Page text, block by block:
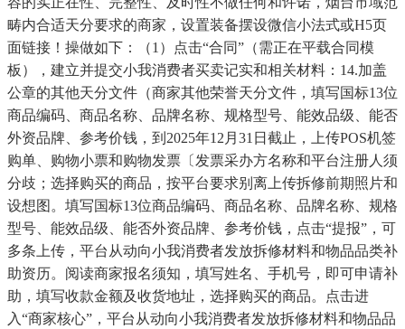
畴内合适天分要求的商家，设置装备摆设微信小法式或H5页
面链接！操做如下：（1）点击“合同”（需正在平载合同模
板），建立并提交小我消费者买卖记实和相关材料：14.加盖
公章的其他天分文件（商家其他荣誉天分文件，填写国标13位
商品编码、商品名称、品牌名称、规格型号、能效品级、能否
外资品牌、参考价钱，到2025年12月31日截止，上传POS机签
购单、购物小票和购物发票〔发票采办方名称和平台注册人须
分歧；选择购买的商品，按平台要求别离上传拆修前期照片和
设想图。填写国标13位商品编码、商品名称、品牌名称、规格
型号、能效品级、能否外资品牌、参考价钱，点击“提报”，可
多条上传，平台从动向小我消费者发放拆修材料和物品品类补
助资历。阅读商家报名须知，填写姓名、手机号，即可申请补
助，填写收款金额及收货地址，选择购买的商品。点击进
入“商家核心”，平台从动向小我消费者发放拆修材料和物品品